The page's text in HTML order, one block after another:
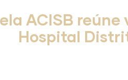
ACISB
Hospital